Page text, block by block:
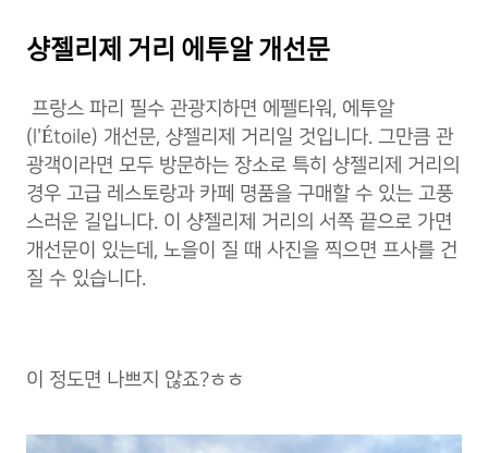
샹젤리제 거리 에투알 개선문
프랑스 파리 필수 관광지하면 에펠타워, 에투알
( l'Étoile) 개선문, 샹젤리제 거리일 것입니다. 그만큼 관
광객이라면 모두 방문하는 장소로 특히 샹젤리제 거리의
경우 고급 레스토랑과 카페 명품을 구매할 수 있는 고풍
스러운 길입니다. 이 샹젤리제 거리의 서쪽 끝으로 가면
개선문이 있는데, 노을이 질 때 사진을 찍으면 프사를 건
질 수 있습니다.
이 정도면 나쁘지 않죠?ㅎㅎ